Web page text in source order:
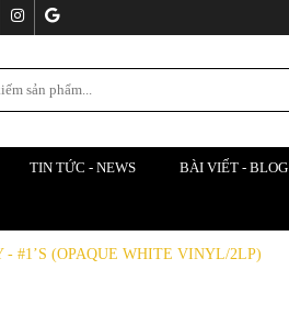
TIN TỨC - NEWS BÀI VIẾT - BLOG
#1’S (OPAQUE WHITE VINYL/2LP)